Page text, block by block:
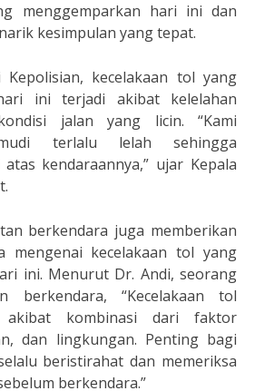
menggemparkan hari ini dan
kesimpulan yang tepat.
kecelakaan tol yang
ini terjadi akibat kelelahan
jalan yang licin. “Kami
terlalu lelah sehingga
kendaraannya,” ujar Kepala
berkendara juga memberikan
mengenai kecelakaan tol yang
ini. Menurut Dr. Andi, seorang
berkendara, “Kecelakaan tol
akibat kombinasi dari faktor
dan lingkungan. Penting bagi
beristirahat dan memeriksa
berkendara.”